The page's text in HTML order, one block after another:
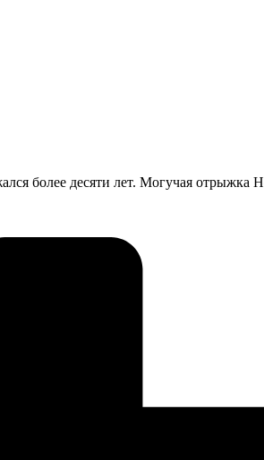
более десяти лет. Могучая отрыжка